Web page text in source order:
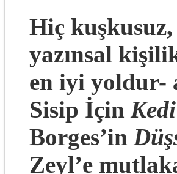
Hiç
yazınsal
en iyi yoldur-
Sisip İçin
Borges’in
Zeyl’e